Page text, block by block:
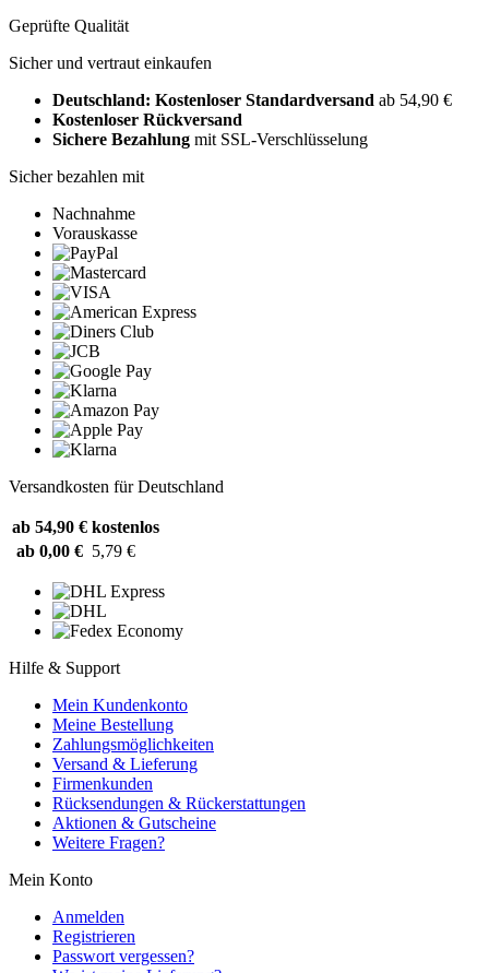
Geprüfte Qualität
Sicher und vertraut einkaufen
Deutschland: Kostenloser Standardversand ab 54,90 €
Kostenloser Rückversand
Sichere Bezahlung mit SSL-Verschlüsselung
Sicher bezahlen mit
Nachnahme
Vorauskasse
Versandkosten für Deutschland
ab 54,90 € kostenlos
ab 0,00 € 5,79 €
Hilfe & Support
Mein Kundenkonto
Meine Bestellung
Zahlungsmöglichkeiten
Versand & Lieferung
Firmenkunden
Rücksendungen & Rückerstattungen
Aktionen & Gutscheine
Weitere Fragen?
Mein Konto
Anmelden
Registrieren
Passwort vergessen?